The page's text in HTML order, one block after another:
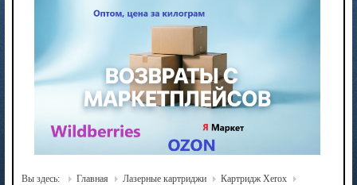
Вы здесь: Главная Лазерные картриджи
Картридж Xerox